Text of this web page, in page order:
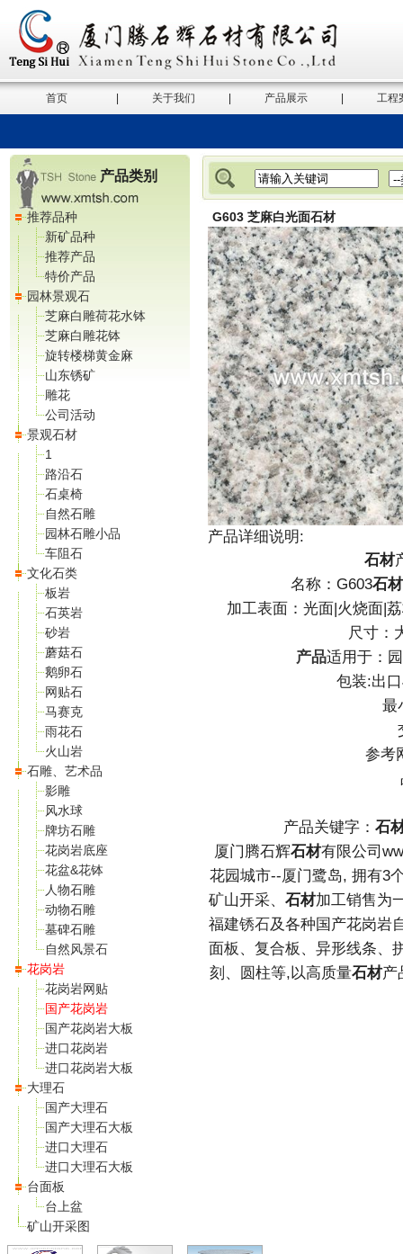
首页 关于我们 产品展示 工程
产品类别
推荐品种
新矿品种
推荐产品
特价产品
园林景观石
芝麻白雕荷花水钵
芝麻白雕花钵
旋转楼梯黄金麻
山东锈矿
雕花
公司活动
景观石材
1
路沿石
石桌椅
自然石雕
园林石雕小品
车阻石
文化石类
板岩
石英岩
砂岩
蘑菇石
鹅卵石
网贴石
马赛克
雨花石
火山岩
石雕、艺术品
影雕
风水球
牌坊石雕
花岗岩底座
花盆&花钵
人物石雕
动物石雕
墓碑石雕
自然风景石
花岗岩
花岗岩网贴
国产花岗岩
国产花岗岩大板
进口花岗岩
进口花岗岩大板
大理石
国产大理石
国产大理石大板
进口大理石
进口大理石大板
台面板
台上盆
矿山开采图
G603 芝麻白光面石材
产品详细说明:
石材
名称：G603石材
加工表面：光面|火烧面|
尺寸：
产品适用于：
包装:出口
最
参考
产品关键字： 石
厦门腾石辉石材有限公司
花园城市--厦门鹭岛, 拥有3
矿山开采、 石材加工销售为
福建锈石及各种国产花岗岩
面板、复合板、异形线条、
刻、圆柱等,以高质量石材产